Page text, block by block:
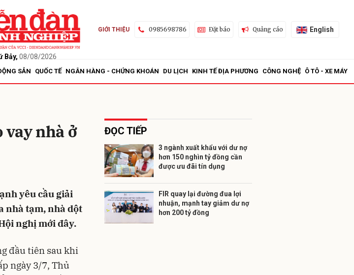
Bảy, 08/08/2026
GIỚI THIỆU 0985698786 Đặt báo Quảng cáo English
SẢN QUỐC TẾ NGÂN HÀNG - CHỨNG KHOÁN DU LỊCH KINH TẾ ĐỊA PHƯƠNG CÔNG NGHỆ Ô TÔ - XE MÁY
nhà ở
yêu cầu giải
nhà tạm, nhà dột
nghị mới đây.
đầu tiên sau khi
ngày 3/7, Thủ
ĐỌC TIẾP
3 ngành xuất khẩu với dư nợ
hơn 150 nghìn tỷ đồng cần
được ưu đãi tín dụng
FIR quay lại đường đua lợi
nhuận, mạnh tay giảm dư nợ
hơn 200 tỷ đồng
Gửi